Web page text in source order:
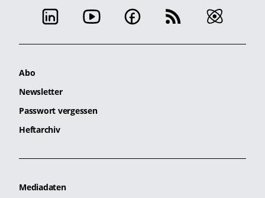
Abo
Newsletter
Passwort vergessen
Heftarchiv
Mediadaten